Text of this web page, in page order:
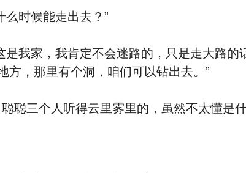
时候能走出去？”
家，我肯定不会迷路的，只是走大路的
方，那里有个洞，咱们可以钻出去。”
三个人听得云里雾里的，虽然不太懂是什